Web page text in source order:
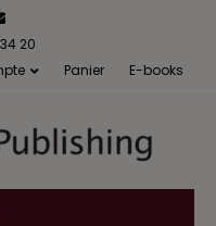
20
Panier E-books